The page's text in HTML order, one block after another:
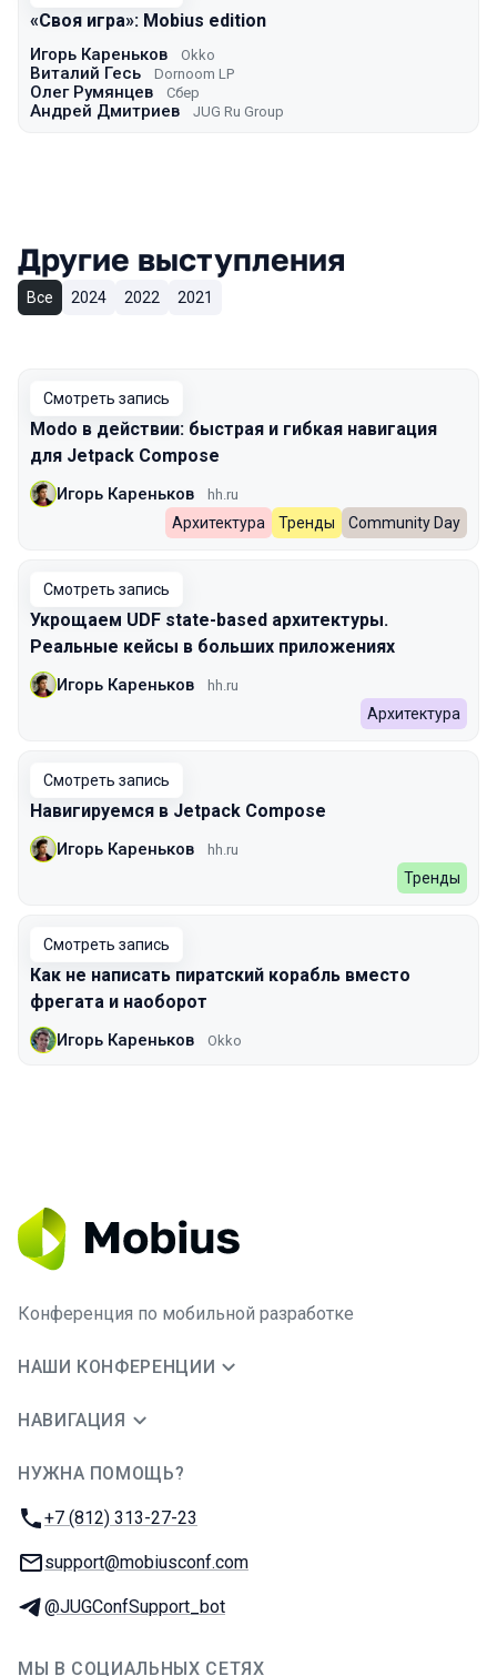
«Своя игра»: Mobius edition
Игорь Кареньков Okko
Виталий Гесь Dornoom LP
Олег Румянцев Сбер
Андрей Дмитриев JUG Ru Group
Другие выступления
Все 2024 2022 2021
Смотреть запись
Modo в действии: быстрая и гибкая навигация
для Jetpack Compose
Игорь Кареньков hh.ru
Архитектура Тренды Community Day
Смотреть запись
Укрощаем UDF state-based архитектуры.
Реальные кейсы в больших приложениях
Игорь Кареньков hh.ru
Архитектура
Смотреть запись
Навигируемся в Jetpack Compose
Игорь Кареньков hh.ru
Тренды
Смотреть запись
Как не написать пиратский корабль вместо
фрегата и наоборот
Игорь Кареньков Okko
Конференция по мобильной разработке
НАШИ КОНФЕРЕНЦИИ
НАВИГАЦИЯ
НУЖНА ПОМОЩЬ?
Телефон:
+7 (812) 313-27-23
E-mail:
support@mobiusconf.com
Телеграм:
@JUGConfSupport_bot
МЫ В СОЦИАЛЬНЫХ СЕТЯХ